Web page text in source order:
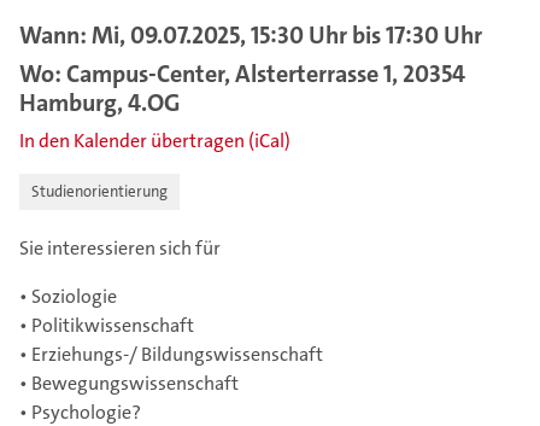
Wann: Mi, 09.07.2025, 15:30 Uhr bis 17:30 Uhr
Wo: Campus-Center, Alsterterrasse 1, 20354
Hamburg, 4.OG
In den Kalender übertragen (iCal)
Studienorientierung
Sie interessieren sich für
• Soziologie
• Politikwissenschaft
• Erziehungs-/ Bildungswissenschaft
• Bewegungswissenschaft
• Psychologie?